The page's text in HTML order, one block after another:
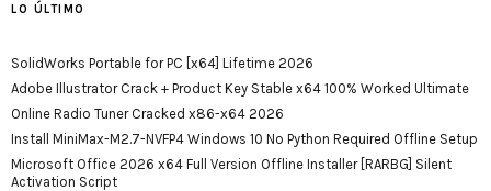
LO ÚLTIMO
SolidWorks Portable for PC [x64] Lifetime 2026
Adobe Illustrator Crack + Product Key Stable x64 100% Worked Ultimate
Online Radio Tuner Cracked x86-x64 2026
Install MiniMax-M2.7-NVFP4 Windows 10 No Python Required Offline Setup
Microsoft Office 2026 x64 Full Version Offline Installer [RARBG] Silent
Activation Script